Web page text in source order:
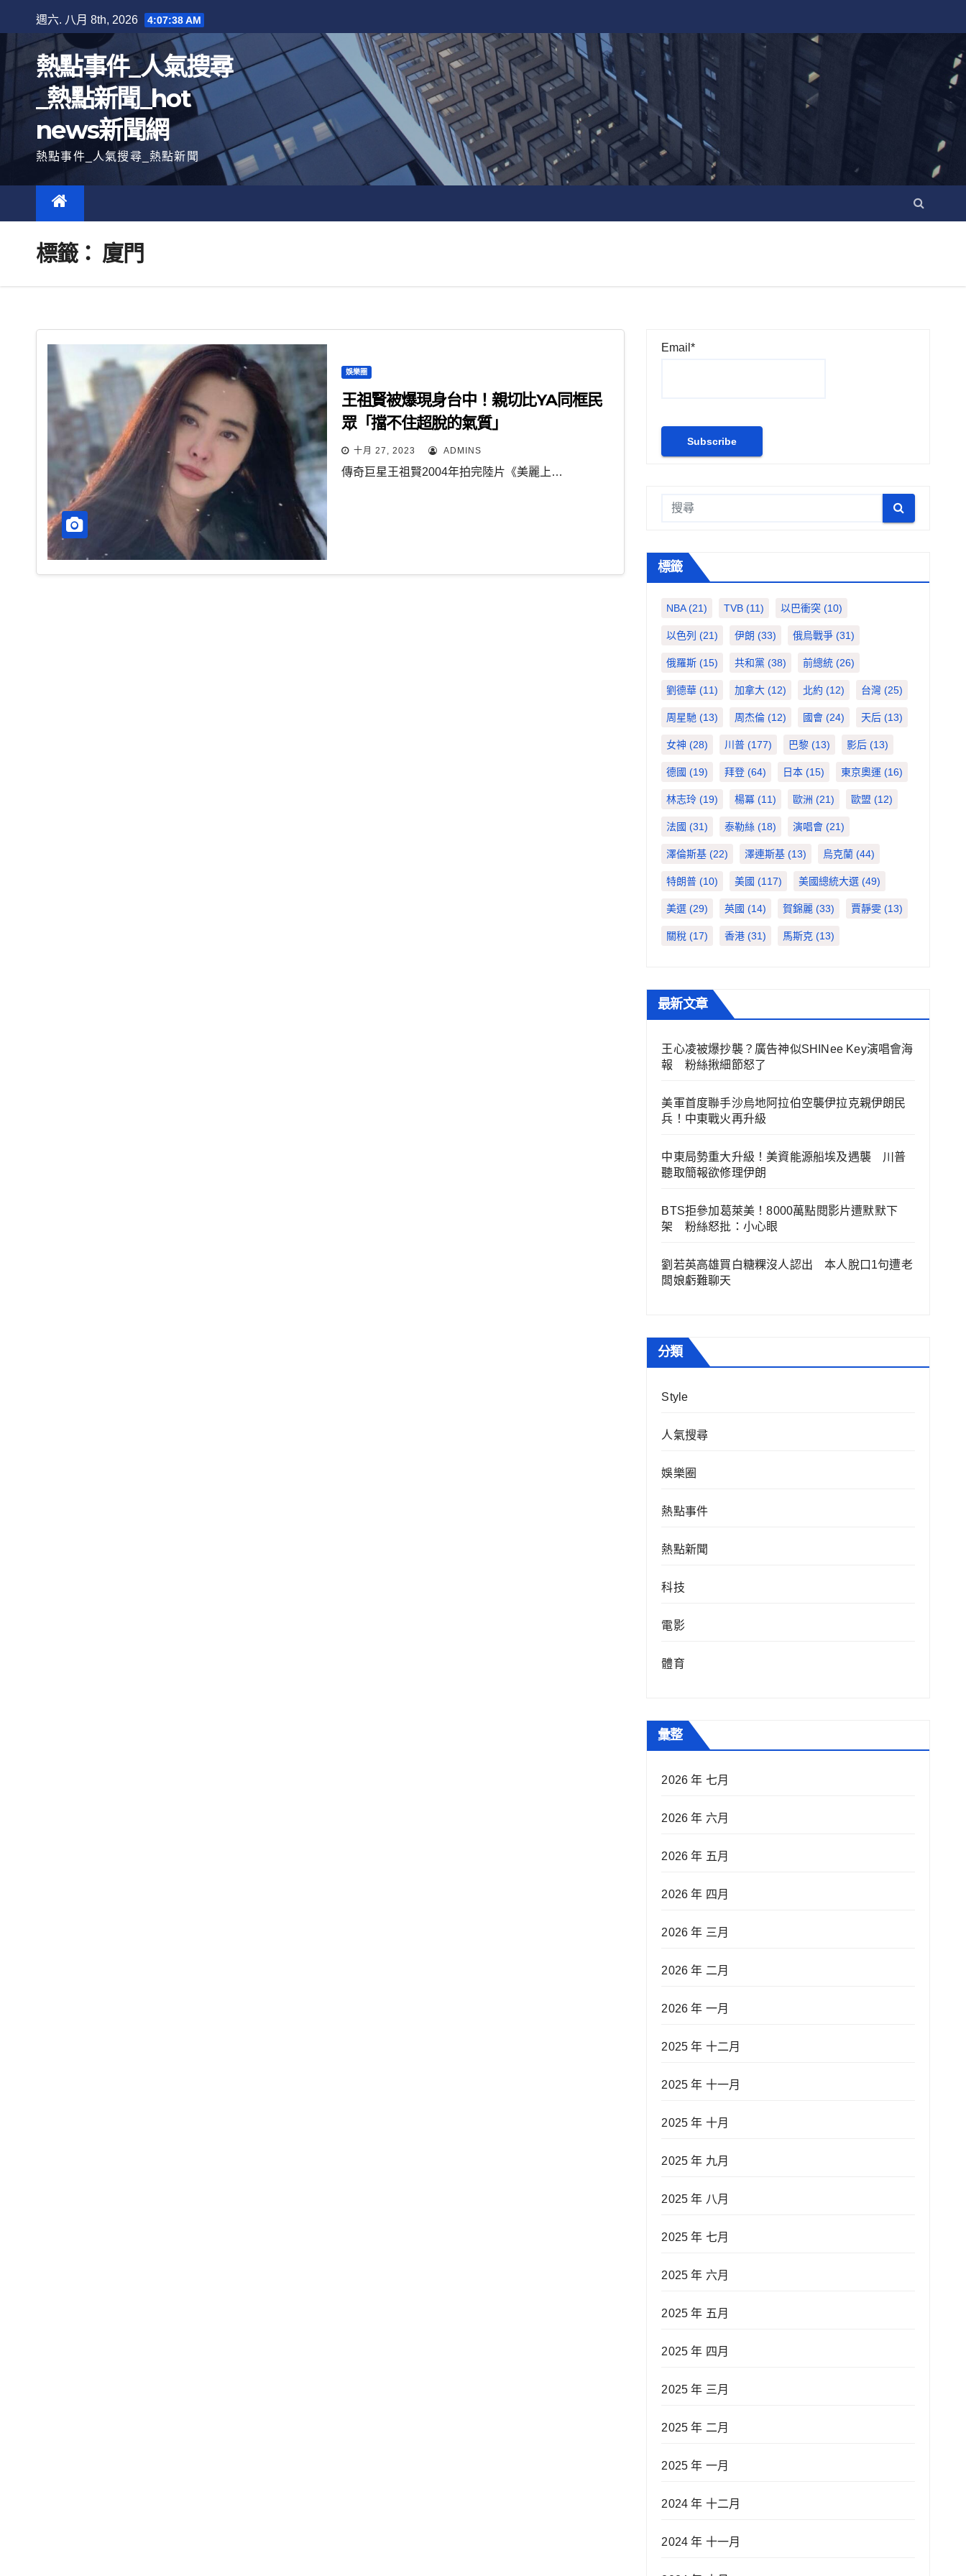
至
內
週六. 八月 8th, 2026 4:07:39 AM
熱點事件_人氣搜尋
_熱點新聞_hot
news新聞網
熱點事件_人氣搜尋_熱點新聞
標籤： 廈門
娛樂圈
王祖賢被爆現身台中！親切比YA同框民
眾「擋不住超脫的氣質」
十月 27, 2023 ADMINS
傳奇巨星王祖賢2004年拍完陸片《美麗上…
Email*
標籤
NBA(21) TVB (11) 以巴衝突 (10)
以色列 (21) 伊朗 (33) 俄烏戰爭 (31)
俄羅斯 (15) 共和黨 (38) 前總統 (26)
劉德華 (11) 加拿大 (12) 北約 (12) 台灣 (25)
周星馳 (13) 周杰倫 (12) 國會 (24) 天后 (13)
女神 (28) 川普 (177) 巴黎 (13) 影后 (13)
德國 (19) 拜登 (64) 日本 (15) 東京奧運 (16)
林志玲 (19) 楊冪 (11) 歐洲 (21) 歐盟 (12)
法國 (31) 泰勒絲 (18) 演唱會 (21)
澤倫斯基 (22) 澤連斯基 (13) 烏克蘭 (44)
特朗普 (10) 美國 (117) 美國總統大選 (49)
美選 (29) 英國 (14) 賀錦麗 (33) 賈靜雯 (13)
關稅 (17) 香港 (31) 馬斯克 (13)
最新文章
王心凌被爆抄襲？廣告神似SHINee Key演唱會海
報 粉絲揪細節怒了
美軍首度聯手沙烏地阿拉伯空襲伊拉克親伊朗民
兵！中東戰火再升級
中東局勢重大升級！美資能源船埃及遇襲 川普
聽取簡報欲修理伊朗
BTS拒參加葛萊美！8000萬點閱影片遭默默下
架 粉絲怒批：小心眼
劉若英高雄買白糖粿沒人認出 本人脫口1句遭老
闆娘虧難聊天
分類
Style
人氣搜尋
娛樂圈
熱點事件
熱點新聞
科技
電影
體育
彙整
2026 年 七月
2026 年 六月
2026 年 五月
2026 年 四月
2026 年 三月
2026 年 二月
2026 年 一月
2025 年 十二月
2025 年 十一月
2025 年 十月
2025 年 九月
2025 年 八月
2025 年 七月
2025 年 六月
2025 年 五月
2025 年 四月
2025 年 三月
2025 年 二月
2025 年 一月
2024 年 十二月
2024 年 十一月